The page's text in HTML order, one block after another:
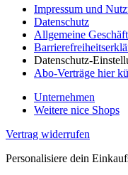
Impressum und
Datenschutz
Allgemeine
Datenschutz-
Abo-Verträge hier
Unternehmen
Weitere nice Shops
Vertrag widerrufen
Personalisiere dein